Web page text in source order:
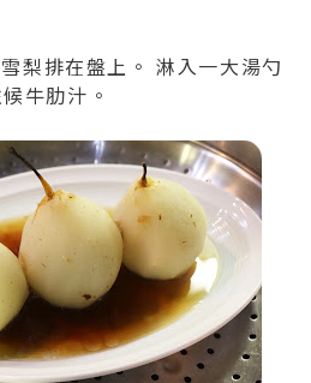
梨排在盤上。 淋入一大湯勺
牛肋汁。